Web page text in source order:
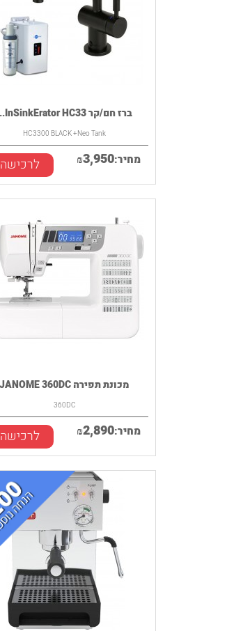
ברז חם/קר InSinkErator HC33...
HC3300 BLACK +Neo Tank
מחיר: ₪3,950 לרכישה
מכונת תפירה JANOME 360DC
360DC
מחיר: ₪2,890 לרכישה